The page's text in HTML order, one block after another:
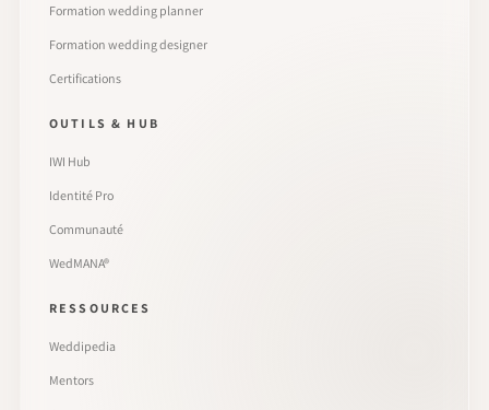
Formation wedding planner
Formation wedding designer
Certifications
OUTILS & HUB
IWI Hub
Identité Pro
Communauté
WedMANA®
RESSOURCES
Weddipedia
Mentors